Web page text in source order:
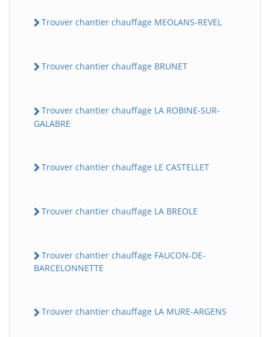
Trouver chantier chauffage MEOLANS-REVEL
Trouver chantier chauffage BRUNET
Trouver chantier chauffage LA ROBINE-SUR-
GALABRE
Trouver chantier chauffage LE CASTELLET
Trouver chantier chauffage LA BREOLE
Trouver chantier chauffage FAUCON-DE-
BARCELONNETTE
Trouver chantier chauffage LA MURE-ARGENS
B BatiWebPro